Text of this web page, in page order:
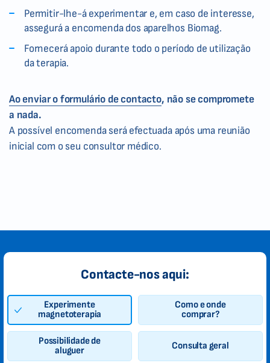
Permitir-lhe-á experimentar e, em caso de interesse,
assegurá a encomenda dos aparelhos Biomag.
Fornecerá apoio durante todo o período de utilização
da terapia.
Ao enviar o formulário de contacto, não se compromete
a nada.
A possível encomenda será efectuada após uma reunião
inicial com o seu consultor médico.
Contacte-nos aqui:
Experimente
magnetoterapia
Como e onde
comprar?
Possibilidade de
aluguer
Consulta geral